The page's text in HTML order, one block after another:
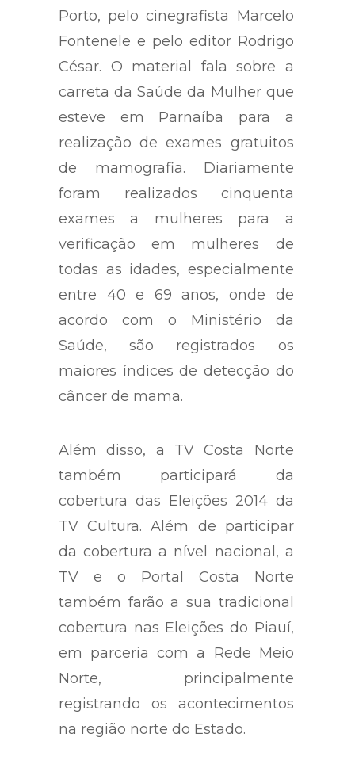
Porto, pelo cinegrafista Marcelo
Fontenele e pelo editor Rodrigo
César. O material fala sobre a
carreta da Saúde da Mulher que
esteve em Parnaíba para a
realização de exames gratuitos
de mamografia. Diariamente
foram realizados cinquenta
exames a mulheres para a
verificação em mulheres de
todas as idades, especialmente
entre 40 e 69 anos, onde de
acordo com o Ministério da
Saúde, são registrados os
maiores índices de detecção do
câncer de mama.
Além disso, a TV Costa Norte
também participará da
cobertura das Eleições 2014 da
TV Cultura. Além de participar
da cobertura a nível nacional, a
TV e o Portal Costa Norte
também farão a sua tradicional
cobertura nas Eleições do Piauí,
em parceria com a Rede Meio
Norte, principalmente
registrando os acontecimentos
na região norte do Estado.